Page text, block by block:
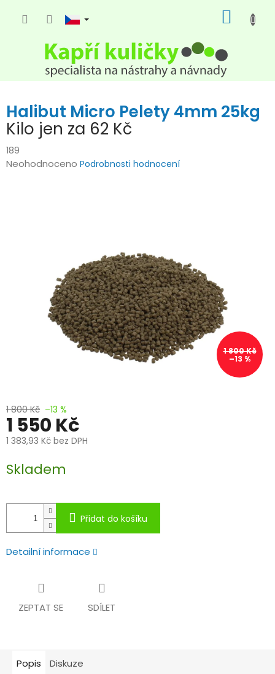
KOŠÍK
Halibut Micro Pelety 4mm 25kg
Kilo jen za 62 Kč
189
Průměrné
Neohodnoceno Podrobnosti hodnocení
1 800 Kč
–13 %
1 800 Kč –13 %
1 550 Kč
1 383,93 Kč bez DPH
cena:
Skladem
Přidat do košíku
Detailní informace
ZEPTAT SE SDÍLET
Popis Diskuze